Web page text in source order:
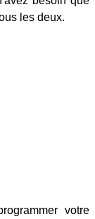
les deux.
votre